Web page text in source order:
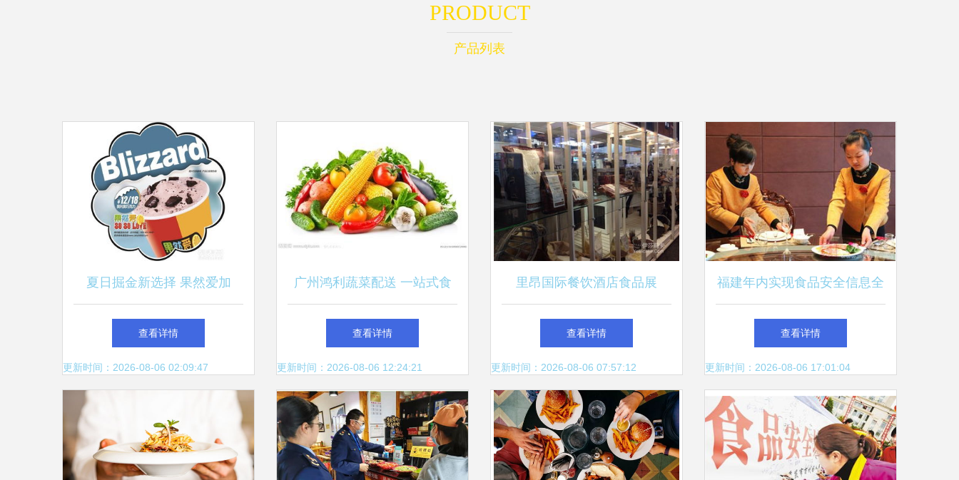
PRODUCT
产品列表
夏日掘金新选择 果然爱加
盟，餐饮服务领域的甜蜜机遇
查看详情
更新时间：2026-08-06 02:09:47
广州鸿利蔬菜配送 一站式食
材解决方案，助力餐饮服务与
生活配送
查看详情
更新时间：2026-08-06 12:24:21
里昂国际餐饮酒店食品展
SIRHA 2015 前沿新品与餐饮
服务趋势盛宴
查看详情
更新时间：2026-08-06 07:57:12
福建年内实现食品安全信息全
程追溯 筑牢餐饮服务安全防
线
查看详情
更新时间：2026-08-06 17:01:04